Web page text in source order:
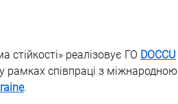
реалізовує ГО DOCCU
у рамках співпраці з міжнародною
.